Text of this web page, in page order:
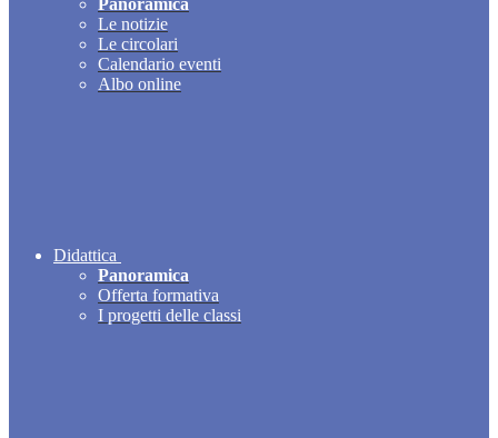
Panoramica
Le notizie
Le circolari
Calendario eventi
Albo online
Didattica
Panoramica
Offerta formativa
I progetti delle classi